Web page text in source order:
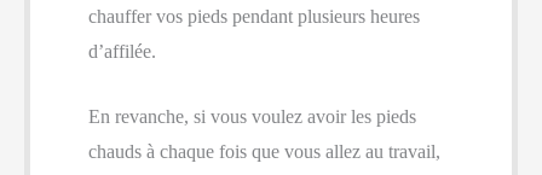
chauffer vos pieds pendant plusieurs heures
d’affilée.
En revanche, si vous voulez avoir les pieds
chauds à chaque fois que vous allez au travail,